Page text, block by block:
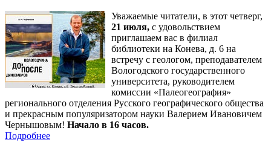
Уважаемые читатели, в этот четверг,
21 июля, с удовольствием
приглашаем вас в филиал
библиотеки на Конева, д. 6 на
встречу с геологом, преподавателем
Вологодского государственного
университета, руководителем
комиссии «Палеогеография»
регионального отделения Русского географического общества
и прекрасным популяризатором науки Валерием Ивановичем
Чернышовым! Начало в 16 часов.
Подробнее